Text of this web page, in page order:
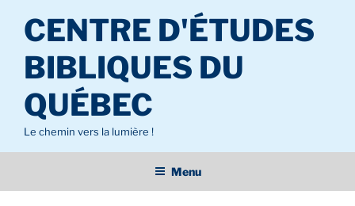
contenu
principal
CENTRE D'ÉTUDES
BIBLIQUES DU
QUÉBEC
Le chemin vers la lumière !
Menu